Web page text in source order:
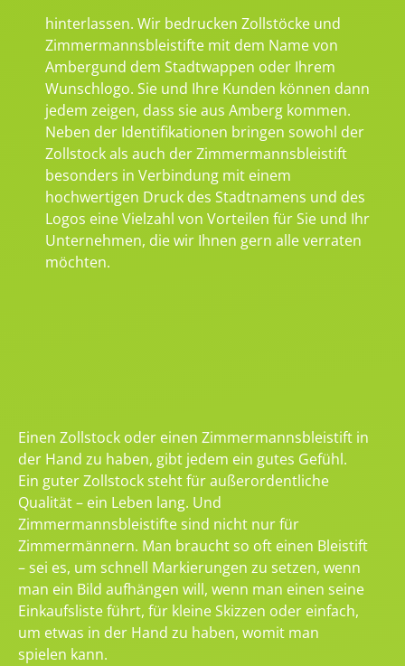
hinterlassen. Wir bedrucken Zollstöcke und
Zimmermannsbleistifte mit dem Name von
Ambergund dem Stadtwappen oder Ihrem
Wunschlogo. Sie und Ihre Kunden können dann
jedem zeigen, dass sie aus Amberg kommen.
Neben der Identifikationen bringen sowohl der
Zollstock als auch der Zimmermannsbleistift
besonders in Verbindung mit einem
hochwertigen Druck des Stadtnamens und des
Logos eine Vielzahl von Vorteilen für Sie und Ihr
Unternehmen, die wir Ihnen gern alle verraten
möchten.
Einen Zollstock oder einen Zimmermannsbleistift in
der Hand zu haben, gibt jedem ein gutes Gefühl.
Ein guter Zollstock steht für außerordentliche
Qualität – ein Leben lang. Und
Zimmermannsbleistifte sind nicht nur für
Zimmermännern. Man braucht so oft einen Bleistift
– sei es, um schnell Markierungen zu setzen, wenn
man ein Bild aufhängen will, wenn man einen seine
Einkaufsliste führt, für kleine Skizzen oder einfach,
um etwas in der Hand zu haben, womit man
spielen kann.